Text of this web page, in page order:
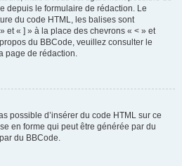
depuis le formulaire de rédaction. Le
du code HTML, les balises sont
et « ] » à la place des chevrons « < » et
du BBCode, veuillez consulter le
page de rédaction.
possible d’insérer du code HTML sur ce
en forme qui peut être générée par du
du BBCode.